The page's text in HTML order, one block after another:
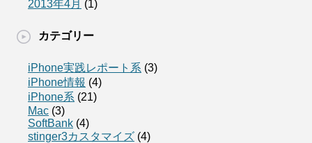
2013年4月 (1)
カテゴリー
iPhone実践レポート系 (3)
iPhone情報 (4)
iPhone系 (21)
Mac (3)
SoftBank (4)
stinger3カスタマイズ (4)